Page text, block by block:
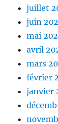
juillet
juin
mai
avril
mars
février
janvier